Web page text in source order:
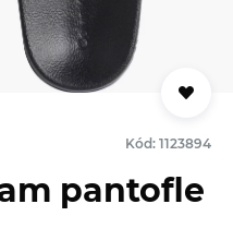
Kód: 1123894
pantofle